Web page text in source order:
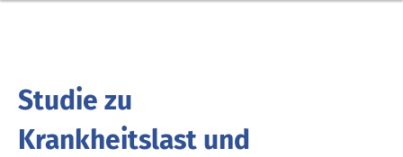
Studie zu
Krankheitslast und